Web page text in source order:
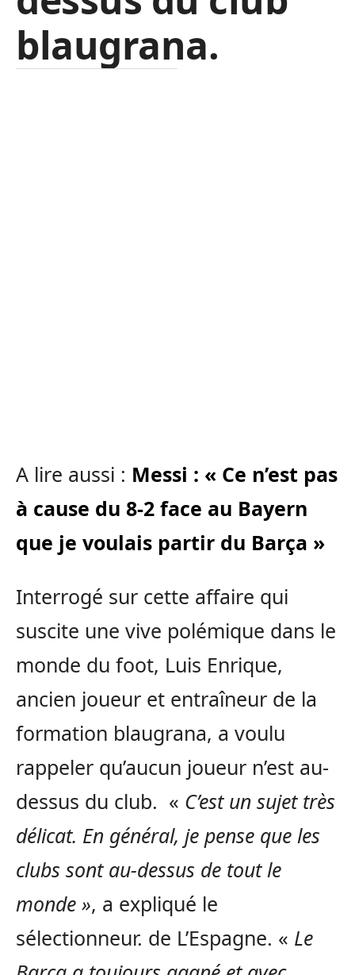
blaugrana.
A lire aussi : Messi : « Ce n’est pas
à cause du 8-2 face au Bayern
que je voulais partir du Barça »
Interrogé sur cette affaire qui
suscite une vive polémique dans le
monde du foot, Luis Enrique,
ancien joueur et entraîneur de la
formation blaugrana, a voulu
rappeler qu’aucun joueur n’est au-
dessus du club. « C’est un sujet très
délicat. En général, je pense que les
clubs sont au-dessus de tout le
monde », a expliqué le
sélectionneur. de L’Espagne. « Le